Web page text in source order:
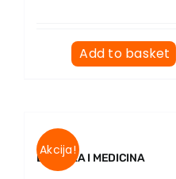
Add to basket
Akcija!
BIOETIKA I MEDICINA